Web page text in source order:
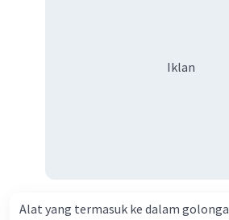
Iklan
Alat yang termasuk ke dalam